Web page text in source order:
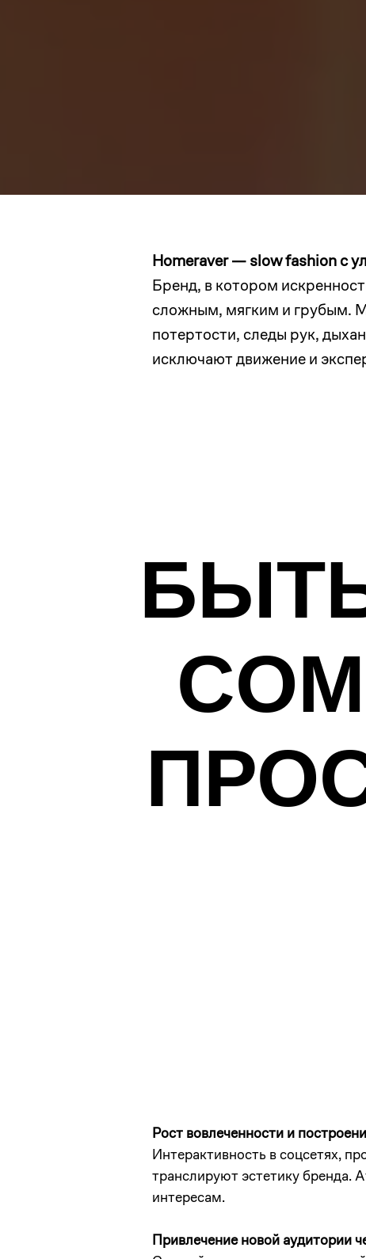
Homeraver — slow fashion с
Бренд, в котором
сложным, мягким и грубым.
потертости, следы рук,
исключают движение и
Рост вовлеченности и
Интерактивность в соцсетях,
транслируют эстетику бренда.
интересам.
Привлечение новой аудитории